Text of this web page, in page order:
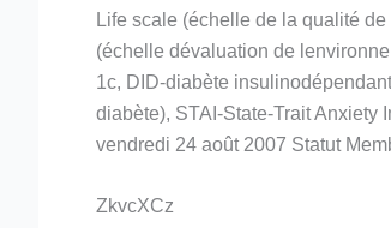
Life scale (échelle de la qualité
(échelle dévaluation de
1c, DID-diabète
diabète), STAI-State-Trait Anxiety
vendredi 24 août 2007 Statut
ZkvcXCz